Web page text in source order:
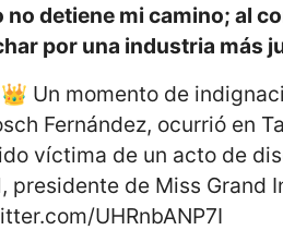
no detiene mi camino; al
por una industria más
Un momento de
Fernández, ocurrió en
víctima de un acto de
presidente de Miss Grand
UHRnbANP7I